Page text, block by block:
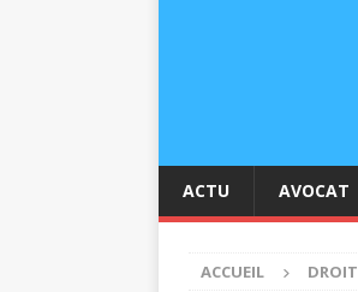
ACTU AVOCAT
ACCUEIL DROIT